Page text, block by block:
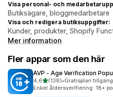
Visa personal- och
Butiksägare, bloggmedarbetare
Visa och redigera butiksuppgifter:
Kunder, produkter, Shopify
Mer information
Fler appar som den här
AVP ‑ Age Verification
4,6av 5 stjärnor
(138)
138 recensioner totalt
•Gratisplan
Enkel åldersverifiering: 18+